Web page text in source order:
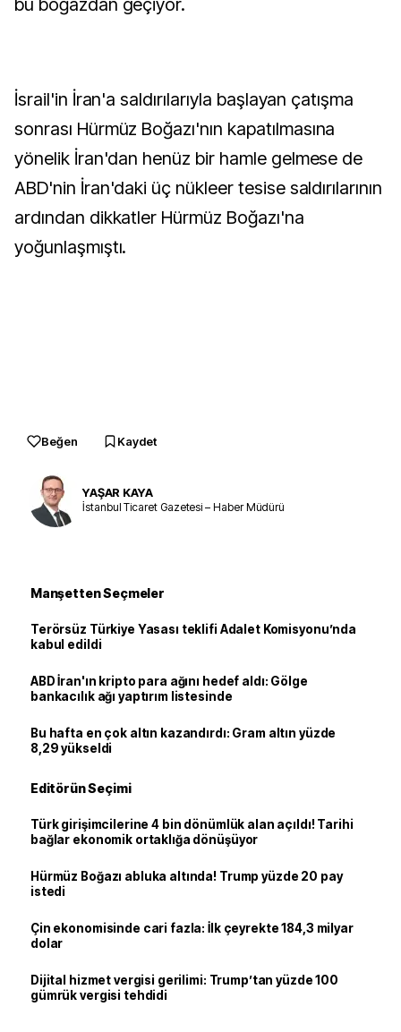
bu boğazdan geçiyor.
İsrail'in İran'a saldırılarıyla başlayan çatışma
sonrası Hürmüz Boğazı'nın kapatılmasına
yönelik İran'dan henüz bir hamle gelmese de
ABD'nin İran'daki üç nükleer tesise saldırılarının
ardından dikkatler Hürmüz Boğazı'na
yoğunlaşmıştı.
Beğen Kaydet
YAŞAR KAYA
İstanbul Ticaret Gazetesi – Haber Müdürü
Manşetten Seçmeler
Terörsüz Türkiye Yasası teklifi Adalet Komisyonu’nda
kabul edildi
ABD İran'ın kripto para ağını hedef aldı: Gölge
bankacılık ağı yaptırım listesinde
Bu hafta en çok altın kazandırdı: Gram altın yüzde
8,29 yükseldi
Editörün Seçimi
Türk girişimcilerine 4 bin dönümlük alan açıldı! Tarihi
bağlar ekonomik ortaklığa dönüşüyor
Hürmüz Boğazı abluka altında! Trump yüzde 20 pay
istedi
Çin ekonomisinde cari fazla: İlk çeyrekte 184,3 milyar
dolar
Dijital hizmet vergisi gerilimi: Trump’tan yüzde 100
gümrük vergisi tehdidi